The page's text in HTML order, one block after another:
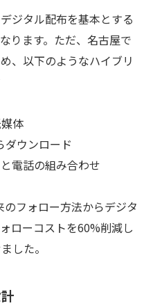
ジタル配布を基本とする
ります。ただ、名古屋で
、以下のようなハイブリ
体
ダウンロード
電話の組み合わせ
フォロー方法からデジタ
ローコストを60%削減し
した。